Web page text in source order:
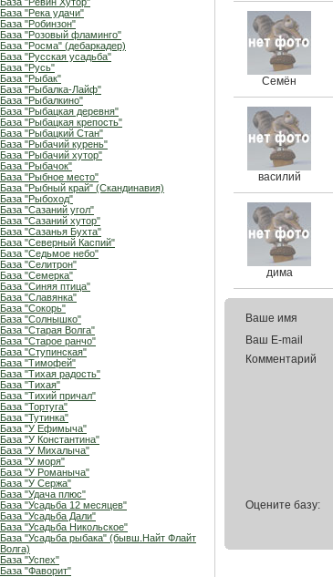
База "Река удачи"
База "Робинзон"
База "Розовый фламинго"
База "Росма" (дебаркадер)
База "Русская усадьба"
База "Русь"
База "Рыбак"
База "Рыбалка-Лайф"
База "Рыбалкино"
База "Рыбацкая деревня"
База "Рыбацкая крепость"
База "Рыбацкий Стан"
База "Рыбачий курень"
База "Рыбачий хутор"
База "Рыбачок"
База "Рыбное место"
База "Рыбный край" (Скандинавия)
База "Рыбоход"
База "Сазаний угол"
База "Сазаний хутор"
База "Сазанья Бухта"
База "Северный Каспий"
База "Седьмое небо"
База "Селитрон"
База "Семерка"
База "Синяя птица"
База "Славянка"
База "Сокорь"
База "Солнышко"
База "Старая Волга"
База "Старое ранчо"
База "Ступинская"
База "Тимофей"
База "Тихая радость"
База "Тихая"
База "Тихий причал"
База "Тортуга"
База "Тутинка"
База "У Ефимыча"
База "У Константина"
База "У Михалыча"
База "У моря"
База "У Романыча"
База "У Сержа"
База "Удача плюс"
База "Усадьба 12 месяцев"
База "Усадьба Дали"
База "Усадьба Никольское"
База "Усадьба рыбака" (бывш.Найт Флайт
Волга)
База "Успех"
База "Фаворит"
Семён
василий
дима
Ваше имя
Ваш E-mail
Комментарий
Оцените базу: